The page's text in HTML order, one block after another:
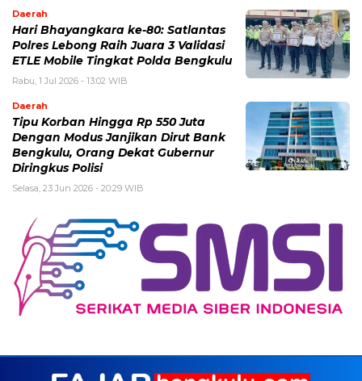
Daerah
Hari Bhayangkara ke-80: Satlantas
Polres Lebong Raih Juara 3 Validasi
ETLE Mobile Tingkat Polda Bengkulu
Rabu, 1 Jul 2026 - 13:02 WIB
Daerah
Tipu Korban Hingga Rp 550 Juta
Dengan Modus Janjikan Dirut Bank
Bengkulu, Orang Dekat Gubernur
Diringkus Polisi
Selasa, 23 Jun 2026 - 20:29 WIB